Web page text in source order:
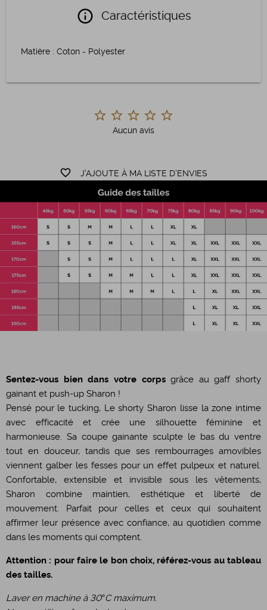
Aucun avis
favorite_border J'AJOUTE À MA LISTE D'ENVIES
info Caractéristiques
Matière : Coton - Polyester
Sentez-vous bien dans votre corpsgrâce au gaff shorty
gainant et push-up Sharon !
Pensé pour le tucking, Le shorty Sharon lisse la zone intime
avec efficacité et crée une silhouette féminine et
harmonieuse. Sa coupe gainante sculpte le bas du ventre
tout en douceur, tandis que ses rembourrages amovibles
viennent galber les fesses pour un effet pulpeux et naturel.
Confortable, extensible et invisible sous les vêtements,
Sharon combine maintien, esthétique et liberté de
mouvement. Parfait pour celles et ceux qui souhaitent
affirmer leur présence avec confiance, au quotidien comme
dans les moments qui comptent.
Attention : pour faire le bon choix, référez-vous au tableau
des tailles.
Laver en machine à 30°C maximum.